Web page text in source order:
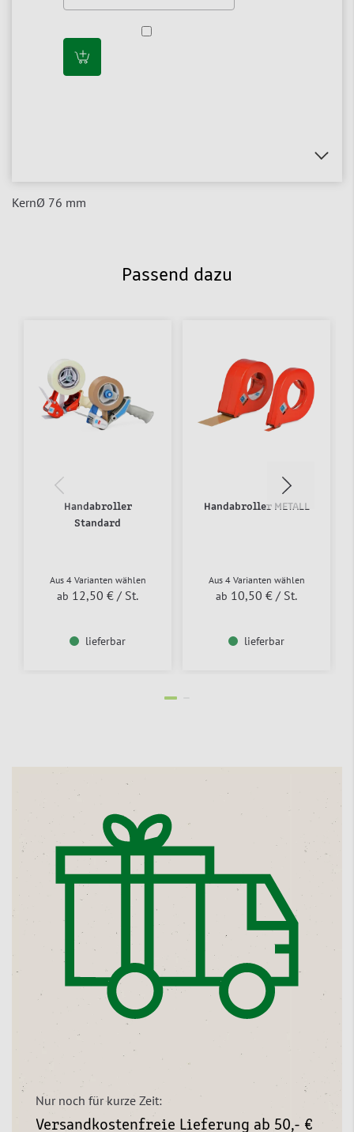
KernØ 76 mm
Passend dazu
Handabroller
Standard
Aus 4 Varianten wählen
ab 12,50 € / St.
lieferbar
Handabroller METALL
Aus 4 Varianten wählen
ab 10,50 € / St.
lieferbar
Nur noch für kurze Zeit:
Versandkostenfreie Lieferung ab 50,- €